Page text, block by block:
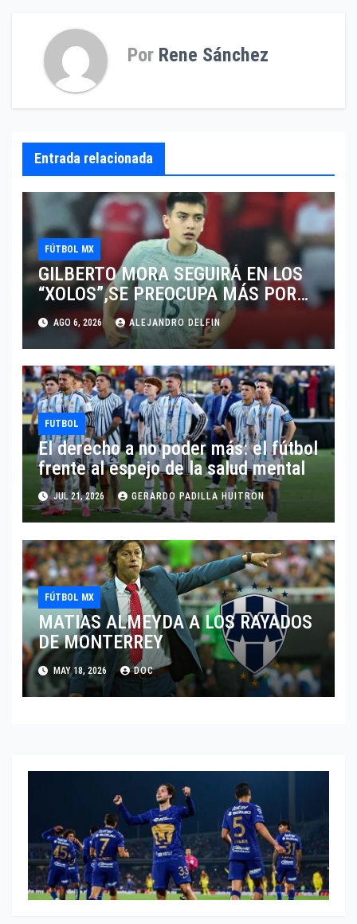
Por Rene Sánchez
Entrada relacionada
FÚTBOL MX
GILBERTO MORA SEGUIRÁ EN LOS
“XOLOS”,SE PREOCUPA MÁS POR
JUGAR EN SU EQUIPO.
AGO 6, 2026 ALEJANDRO DELFIN
FUTBOL
El derecho a no poder más: el fútbol
frente al espejo de la salud mental
JUL 21, 2026 GERARDO PADILLA HUITRON
FÚTBOL MX
MATIAS ALMEYDA A LOS RAYADOS
DE MONTERREY
MAY 18, 2026 DOC